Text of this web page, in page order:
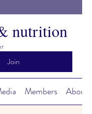
nutrition
Join
Members About